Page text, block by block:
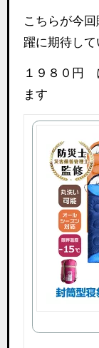
こちらが今
躍に期待して
１９８０円
ます